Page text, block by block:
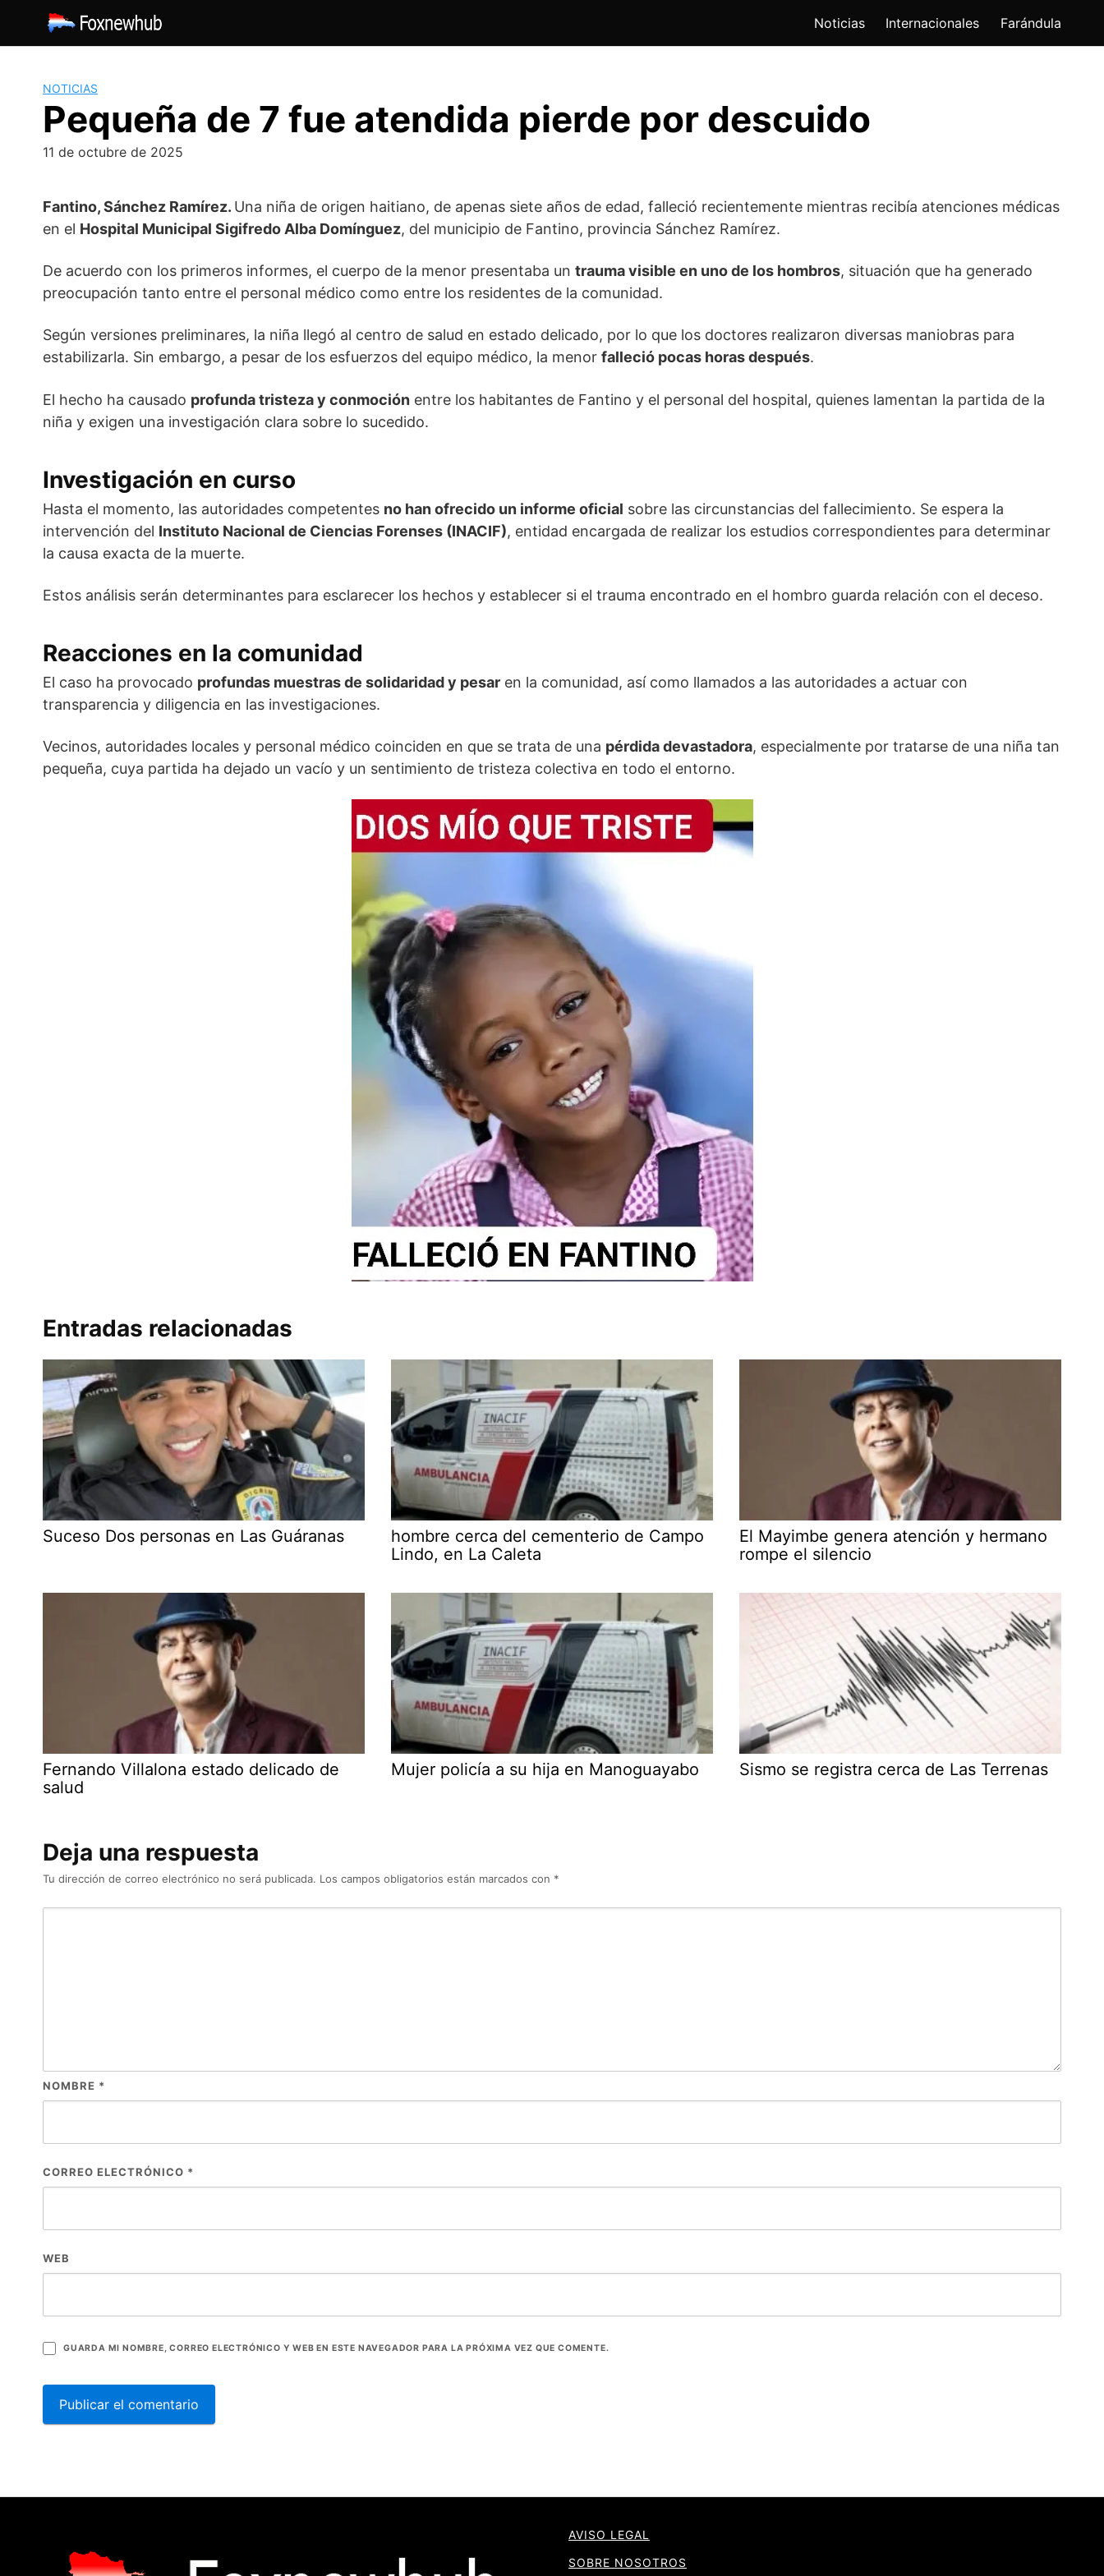
contenido
Noticias Internacionales Farándula
NOTICIAS
Pequeña de 7 fue atendida pierde por descuido
11 de octubre de 2025
Fantino, Sánchez Ramírez. Una niña de origen haitiano, de apenas siete años de edad, falleció recientemente mientras recibía atenciones médicas
en el Hospital Municipal Sigifredo Alba Domínguez, del municipio de Fantino, provincia Sánchez Ramírez.
De acuerdo con los primeros informes, el cuerpo de la menor presentaba un trauma visible en uno de los hombros, situación que ha generado
preocupación tanto entre el personal médico como entre los residentes de la comunidad.
Según versiones preliminares, la niña llegó al centro de salud en estado delicado, por lo que los doctores realizaron diversas maniobras para
estabilizarla. Sin embargo, a pesar de los esfuerzos del equipo médico, la menor falleció pocas horas después.
El hecho ha causado profunda tristeza y conmoción entre los habitantes de Fantino y el personal del hospital, quienes lamentan la partida de la
niña y exigen una investigación clara sobre lo sucedido.
Investigación en curso
Hasta el momento, las autoridades competentes no han ofrecido un informe oficial sobre las circunstancias del fallecimiento. Se espera la
intervención del Instituto Nacional de Ciencias Forenses (INACIF), entidad encargada de realizar los estudios correspondientes para determinar
la causa exacta de la muerte.
Estos análisis serán determinantes para esclarecer los hechos y establecer si el trauma encontrado en el hombro guarda relación con el deceso.
Reacciones en la comunidad
El caso ha provocado profundas muestras de solidaridad y pesar en la comunidad, así como llamados a las autoridades a actuar con
transparencia y diligencia en las investigaciones.
Vecinos, autoridades locales y personal médico coinciden en que se trata de una pérdida devastadora, especialmente por tratarse de una niña tan
pequeña, cuya partida ha dejado un vacío y un sentimiento de tristeza colectiva en todo el entorno.
Entradas relacionadas
Suceso Dos personas en Las Guáranas
hombre cerca del cementerio de Campo
Lindo, en La Caleta
El Mayimbe genera atención y hermano
rompe el silencio
Fernando Villalona estado delicado de
salud
Mujer policía a su hija en Manoguayabo Sismo se registra cerca de Las Terrenas
Deja una respuesta
Tu dirección de correo electrónico no será publicada. Los campos obligatorios están marcados con *
NOMBRE *
CORREO ELECTRÓNICO *
WEB
GUARDA MI NOMBRE, CORREO ELECTRÓNICO Y WEB EN ESTE NAVEGADOR PARA LA PRÓXIMA VEZ QUE COMENTE.
AVISO LEGAL
SOBRE NOSOTROS